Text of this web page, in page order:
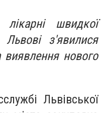
лікарні швидкої
з'явилися
виявлення нового
Львівської